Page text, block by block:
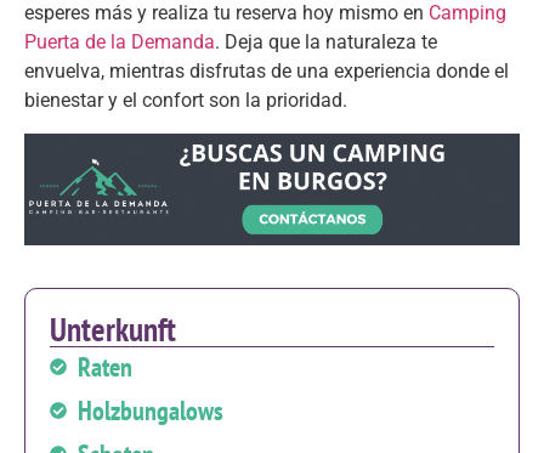
esperes más y realiza tu reserva hoy mismo en Camping
Puerta de la Demanda. Deja que la naturaleza te
envuelva, mientras disfrutas de una experiencia donde el
bienestar y el confort son la prioridad.
Unterkunft
Raten
Holzbungalows